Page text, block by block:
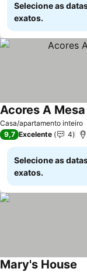
Selecione as
exatos.
Casa/apartamento inteiro
Acores A
9,7 Excelente 4
Selecione as
exatos.
Mary's House